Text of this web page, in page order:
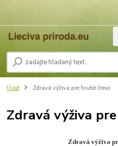
Úvod Zdravá výživa pre hrubé črevo
Zdravá výživa
Zdravá výživa